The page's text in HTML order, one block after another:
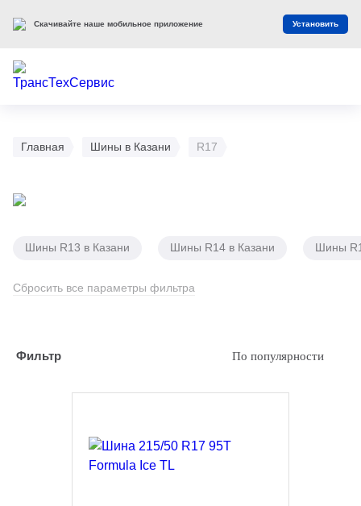
Главная Шины в Казани R17
Шины R13 в Казани Шины R14 в Казани Шины
Сбросить все параметры фильтра
Фильтр
Скачивайте наше мобильное приложение Установить